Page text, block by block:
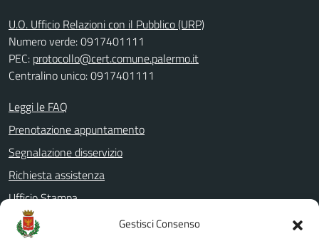
Gestisci Consenso
U.O. Ufficio Relazioni con il Pubblico (URP)
Numero verde: 0917401111
PEC: protocollo@cert.comune.palermo.it
Centralino unico: 0917401111
Leggi le FAQ
Prenotazione appuntamento
Segnalazione disservizio
Richiesta assistenza
Ufficio Stampa
Amministrazione Trasparente